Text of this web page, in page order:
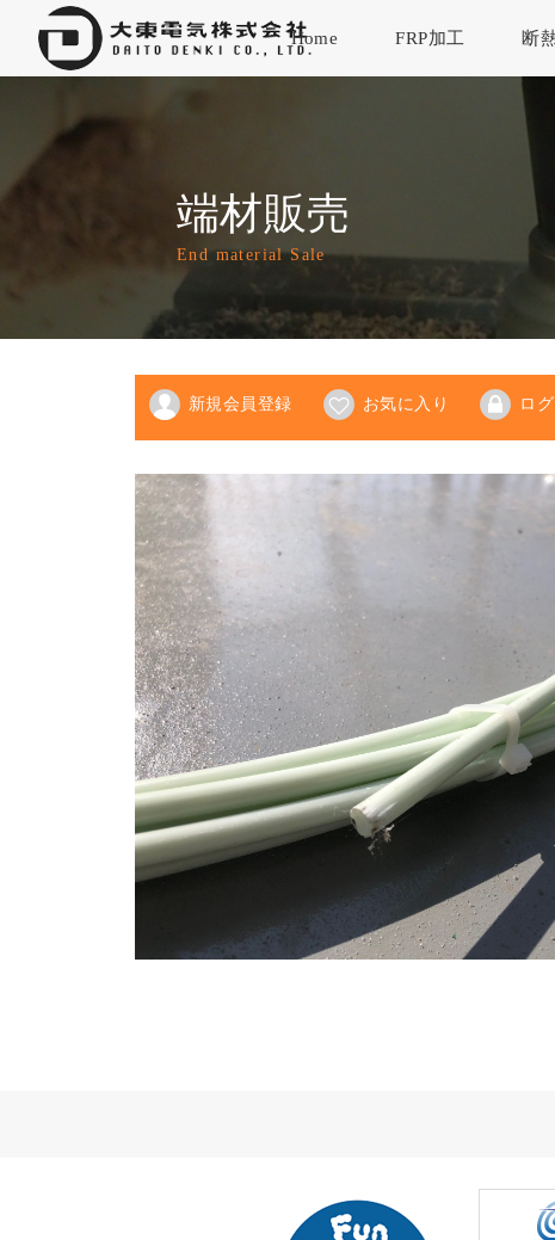
Home FRP加工 断
ログイン
端材販売
End material Sale
新規会員登録 お気に入り ロ